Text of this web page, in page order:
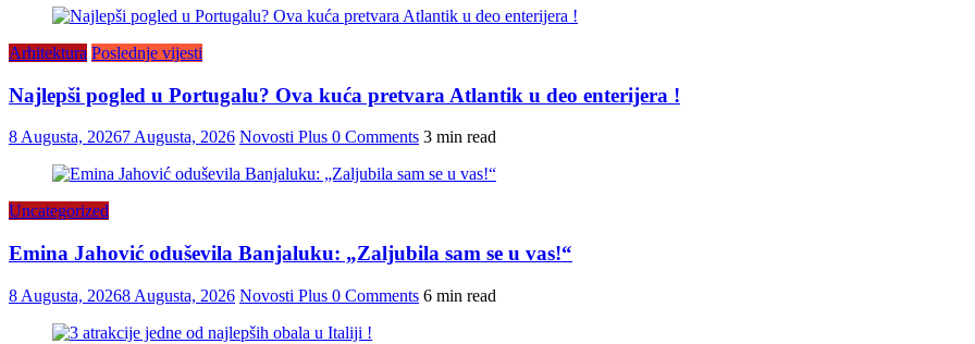
Arhitektura Poslednje vijesti
Najlepši pogled u Portugalu? Ova kuća pretvara Atlantik u deo enterijera !
8 Augusta, 20267 Augusta, 2026 Novosti Plus 0 Comments 3 min read
Uncategorized
Emina Jahović oduševila Banjaluku: „Zaljubila sam se u vas!“
8 Augusta, 20268 Augusta, 2026 Novosti Plus 0 Comments 6 min read